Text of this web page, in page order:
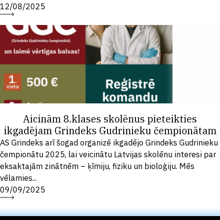
12/08/2025
Aicinām 8.klases skolēnus pieteikties
ikgadējam Grindeks Gudrinieku čempionātam
AS Grindeks arī šogad organizē ikgadējo Grindeks Gudrinieku
čempionātu 2025, lai veicinātu Latvijas skolēnu interesi par
eksaktajām zinātnēm – ķīmiju, fiziku un bioloģiju. Mēs
vēlamies...
09/09/2025